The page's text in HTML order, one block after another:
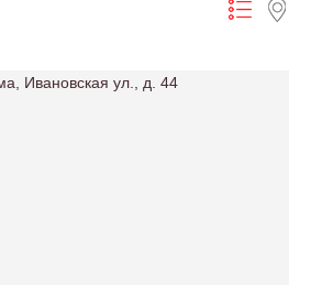
Ивановская ул., д. 44